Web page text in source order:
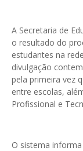
A Secretaria de
o resultado do
estudantes na
divulgação
pela primeira vez
entre escolas,
Profissional e
O sistema